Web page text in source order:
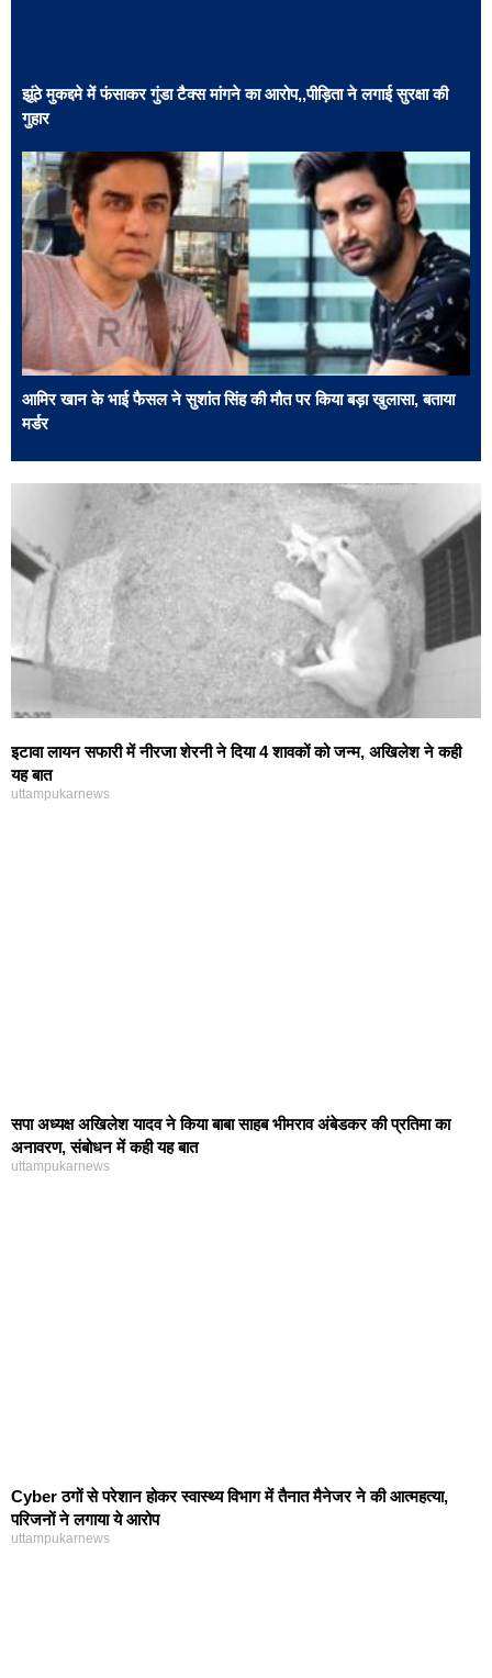
झूंठे मुकद्दमे में फंसाकर गुंडा टैक्स मांगने का आरोप,,पीड़िता ने लगाई सुरक्षा की
गुहार
आमिर खान के भाई फैसल ने सुशांत सिंह की मौत ​पर किया बड़ा खुलासा, बताया
मर्डर
इटावा लायन सफारी में नीरजा शेरनी ने दिया 4 शावकों को जन्म, अखिलेश ने कही
यह बात
uttampukarnews
सपा अध्यक्ष अखिलेश यादव ने किया बाबा साहब भीमराव अंबेडकर की प्रतिमा का
अनावरण, संबोधन में कही यह बात
uttampukarnews
Cyber ठगों से परेशान होकर स्वास्थ्य विभाग में तैनात मैनेजर ने की आत्महत्या,
परिजनों ने लगाया ये आरोप
uttampukarnews